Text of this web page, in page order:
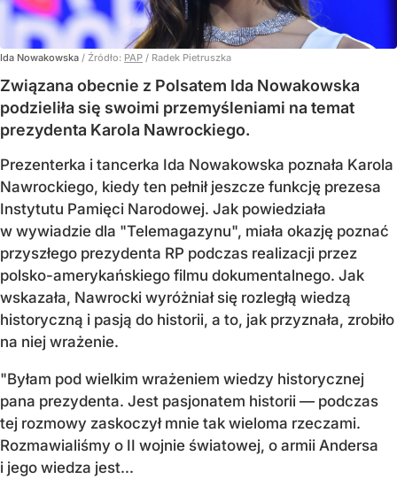
Ida Nowakowska / Źródło: PAP / Radek Pietruszka
Związana obecnie z Polsatem Ida Nowakowska
podzieliła się swoimi przemyśleniami na temat
prezydenta Karola Nawrockiego.
Prezenterka i tancerka Ida Nowakowska poznała Karola
Nawrockiego, kiedy ten pełnił jeszcze funkcję prezesa
Instytutu Pamięci Narodowej. Jak powiedziała
w wywiadzie dla "Telemagazynu", miała okazję poznać
przyszłego prezydenta RP podczas realizacji przez
polsko-amerykańskiego filmu dokumentalnego. Jak
wskazała, Nawrocki wyróżniał się rozległą wiedzą
historyczną i pasją do historii, a to, jak przyznała, zrobiło
na niej wrażenie.
"Byłam pod wielkim wrażeniem wiedzy historycznej
pana prezydenta. Jest pasjonatem historii — podczas
tej rozmowy zaskoczył mnie tak wieloma rzeczami.
Rozmawialiśmy o II wojnie światowej, o armii Andersa
i jego wiedza jest...